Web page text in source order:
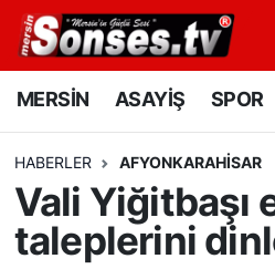
MERSİN ASAYİŞ SPOR
HABERLER AFYONKARAHISAR
Vali Yiğitbaşı
taleplerini
MERSİN
SPOR
GÜNÜN MANŞETİ
Mersin Nöbetçi
Mersin Namaz
Mersin Trafik Yoğunluk